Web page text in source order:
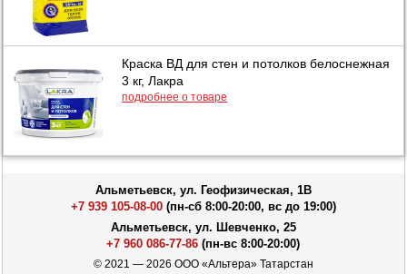
Краска ВД для стен и потолков белоснежная
3 кг, Лакра
подробнее о товаре
Альметьевск, ул. Геофизическая, 1В
+7 939 105-08-00(пн-сб 8:00-20:00, вс до 19:00)
Альметьевск, ул. Шевченко, 25
+7 960 086-77-86 (пн-вс 8:00-20:00)
© 2021 — 2026 ООО «Альтера» Татарстан